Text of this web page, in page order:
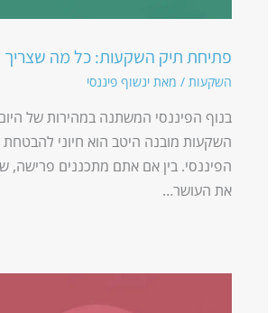
פתיחת תיק השקעות: כל מה
השקעות/ מאת ינשוף פיננסי
בנוף הפיננסי המשתנה במהירות של
השקעות מובנה היטב הוא חיוני להבטחת
הפיננסי. בין אם אתם מתכננים פרישה,
את העושר…